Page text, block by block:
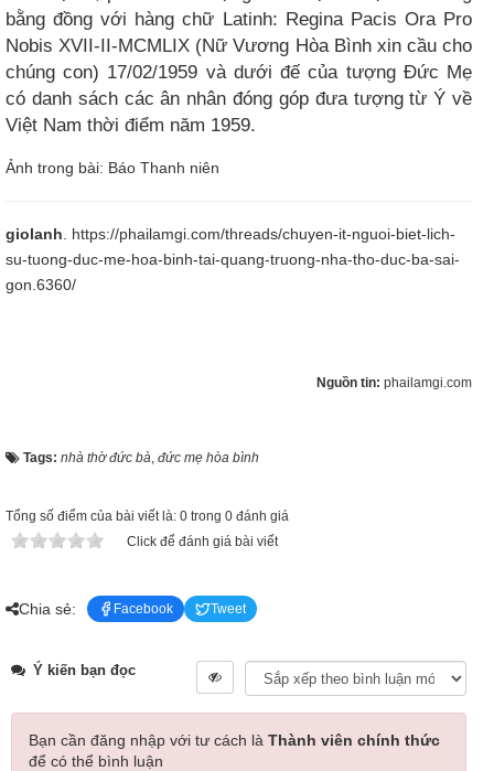
bằng đồng với hàng chữ Latinh: Regina Pacis Ora Pro
Nobis XVII-II-MCMLIX (Nữ Vương Hòa Bình xin cầu cho
chúng con) 17/02/1959 và dưới đế của tượng Đức Mẹ
có danh sách các ân nhân đóng góp đưa tượng từ Ý về
Việt Nam thời điểm năm 1959.​
Ảnh trong bài: Báo Thanh niên
giolanh
https://phailamgi.com/threads/chuyen-it-nguoi-biet-lich-
su-tuong-duc-me-hoa-binh-tai-quang-truong-nha-tho-duc-ba-sai-
gon.6360/
Nguồn tin: phailamgi.com
Tags: nhà thờ đức bà, đức mẹ hòa bình
Tổng số điểm của bài viết là: 0 trong 0 đánh giá
Click để đánh giá bài viết
Chia sẻ: Facebook Tweet
Ý kiến bạn đọc
Bạn cần đăng nhập với tư cách là Thành viên chính thức
để có thể bình luận